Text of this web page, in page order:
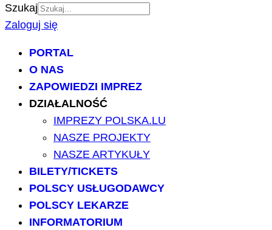
Szukaj
Zaloguj się
PORTAL
O NAS
ZAPOWIEDZI IMPREZ
DZIAŁALNOŚĆ
IMPREZY POLSKA.LU
NASZE PROJEKTY
NASZE ARTYKUŁY
BILETY/TICKETS
POLSCY USŁUGODAWCY
POLSCY LEKARZE
INFORMATORIUM